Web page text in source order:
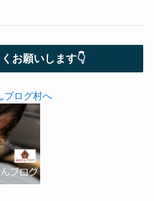
お願いします👇